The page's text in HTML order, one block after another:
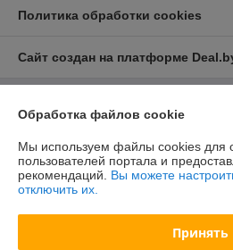
Политика обработки cookies
Сайт создан на платформе
Информация для покупателя
Юридическое лицо:ООО "БелХайлер"
220024, г. Минск, ул. Стебенева, 2А, оф.
Регистрационный номер ЕГР: 193304407
УНП: 193304407
Регистрационный орган: Мингорисполком
Обработка файлов cookie
Мы используем файлы cookies для
пользователей портала и
рекомендаций. Вы можете
отключить их.
Принять